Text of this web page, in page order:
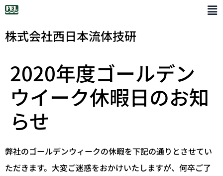
株式会社西日本流体技研
2020年度ゴールデン
ウイーク休暇日のお知
らせ
弊社のゴールデンウィークの休暇を下記の通りとさせてい
ただきます。大変ご迷惑をおかけいたしますが、何卒ご了